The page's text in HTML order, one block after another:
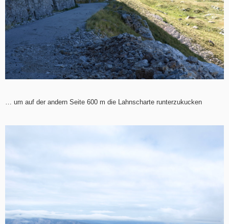
… um auf der andern Seite 600 m die Lahnscharte runterzukucken